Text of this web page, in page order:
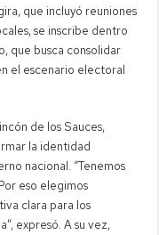
que incluyó reuniones
se inscribe dentro
que busca consolidar
el escenario electoral
de los Sauces,
la identidad
nacional. “Tenemos
eso elegimos
clara para los
expresó. A su vez,